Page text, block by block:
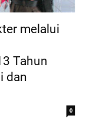
melalui
Tahun
dan
0